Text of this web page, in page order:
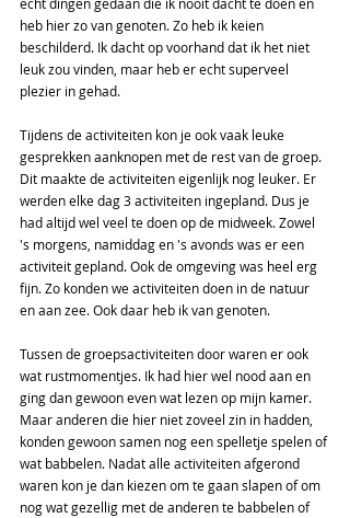
heb hier zo van genoten. Zo heb ik keien
beschilderd. Ik dacht op voorhand dat ik het niet
leuk zou vinden, maar heb er echt superveel
plezier in gehad.
Tijdens de activiteiten kon je ook vaak leuke
gesprekken aanknopen met de rest van de groep.
Dit maakte de activiteiten eigenlijk nog leuker. Er
werden elke dag 3 activiteiten ingepland. Dus je
had altijd wel veel te doen op de midweek. Zowel
's morgens, namiddag en 's avonds was er een
activiteit gepland. Ook de omgeving was heel erg
fijn. Zo konden we activiteiten doen in de natuur
en aan zee. Ook daar heb ik van genoten.
Tussen de groepsactiviteiten door waren er ook
wat rustmomentjes. Ik had hier wel nood aan en
ging dan gewoon even wat lezen op mijn kamer.
Maar anderen die hier niet zoveel zin in hadden,
konden gewoon samen nog een spelletje spelen of
wat babbelen. Nadat alle activiteiten afgerond
waren kon je dan kiezen om te gaan slapen of om
nog wat gezellig met de anderen te babbelen of